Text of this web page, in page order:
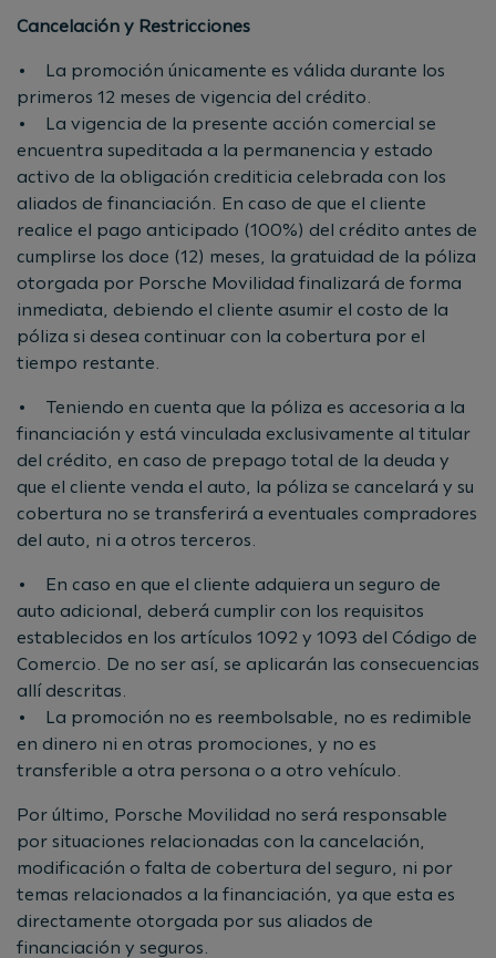
Cancelación y Restricciones
• La promoción únicamente es válida durante los
primeros 12 meses de vigencia del crédito.
• La vigencia de la presente acción comercial se
encuentra supeditada a la permanencia y estado
activo de la obligación crediticia celebrada con los
aliados de financiación. En caso de que el cliente
realice el pago anticipado (100%) del crédito antes de
cumplirse los doce (12) meses, la gratuidad de la póliza
otorgada por Porsche Movilidad finalizará de forma
inmediata, debiendo el cliente asumir el costo de la
póliza si desea continuar con la cobertura por el
tiempo restante.
• Teniendo en cuenta que la póliza es accesoria a la
financiación y está vinculada exclusivamente al titular
del crédito, en caso de prepago total de la deuda y
que el cliente venda el auto, la póliza se cancelará y su
cobertura no se transferirá a eventuales compradores
del auto, ni a otros terceros.
• En caso en que el cliente adquiera un seguro de
auto adicional, deberá cumplir con los requisitos
establecidos en los artículos 1092 y 1093 del Código de
Comercio. De no ser así, se aplicarán las consecuencias
allí descritas.
• La promoción no es reembolsable, no es redimible
en dinero ni en otras promociones, y no es
transferible a otra persona o a otro vehículo.
Por último, Porsche Movilidad no será responsable
por situaciones relacionadas con la cancelación,
modificación o falta de cobertura del seguro, ni por
temas relacionados a la financiación, ya que esta es
directamente otorgada por sus aliados de
financiación y seguros.